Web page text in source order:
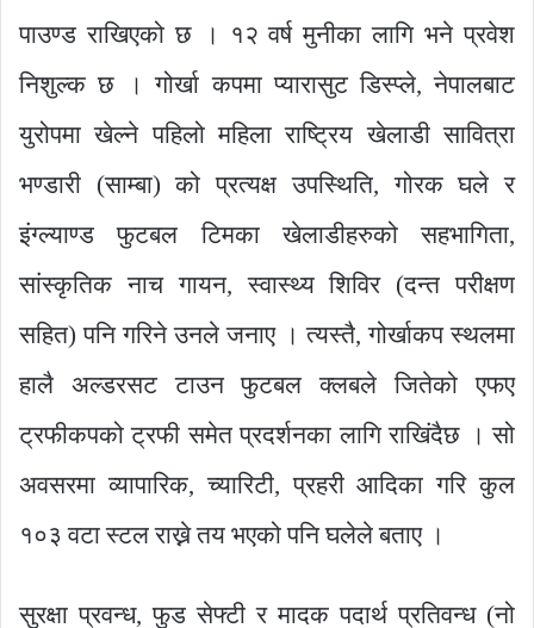
पाउण्ड राखिएको छ । १२ वर्ष मुनीका लागि भने प्रवेश
निशुल्क छ । गोर्खा कपमा प्यारासुट डिस्प्ले, नेपालबाट
युरोपमा खेल्ने पहिलो महिला राष्ट्रिय खेलाडी सावित्रा
भण्डारी (साम्बा) को प्रत्यक्ष उपस्थिति, गोरक घले र
इंग्ल्याण्ड फुटबल टिमका खेलाडीहरुको सहभागिता,
सांस्कृतिक नाच गायन, स्वास्थ्य शिविर (दन्त परीक्षण
सहित) पनि गरिने उनले जनाए । त्यस्तै, गोर्खाकप स्थलमा
हालै अल्डरसट टाउन फुटबल क्लबले जितेको एफए
ट्रफीकपको ट्रफी समेत प्रदर्शनका लागि राखिंदैछ । सो
अवसरमा व्यापारिक, च्यारिटी, प्रहरी आदिका गरि कुल
१०३ वटा स्टल राख्ने तय भएको पनि घलेले बताए ।
सुरक्षा प्रवन्ध, फुड सेफ्टी र मादक पदार्थ प्रतिवन्ध (नो